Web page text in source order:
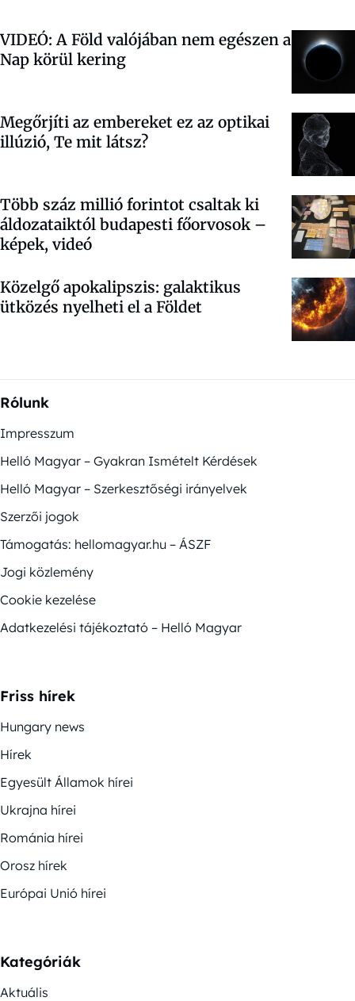
VIDEÓ: A Föld valójában nem egészen a
Nap körül kering
Megőrjíti az embereket ez az optikai
illúzió, Te mit látsz?
Több száz millió forintot csaltak ki
áldozataiktól budapesti főorvosok –
képek, videó
Közelgő apokalipszis: galaktikus
ütközés nyelheti el a Földet
Rólunk
Impresszum
Helló Magyar – Gyakran Ismételt Kérdések
Helló Magyar – Szerkesztőségi irányelvek
Szerzői jogok
Támogatás: hellomagyar.hu – ÁSZF
Jogi közlemény
Cookie kezelése
Adatkezelési tájékoztató – Helló Magyar
Friss hírek
Hungary news
Hírek
Egyesült Államok hírei
Ukrajna hírei
Románia hírei
Orosz hírek
Európai Unió hírei
Kategóriák
Aktuális